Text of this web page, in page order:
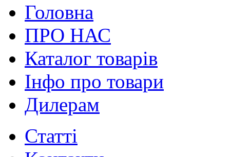
Головна
ПРО НАС
Каталог товарів
Інфо про товари
Дилерам
Статті